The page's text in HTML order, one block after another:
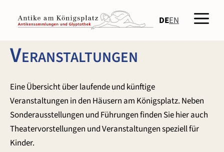
Inhalt
springen
DEEN
Veranstaltungen
Eine Übersicht über laufende und künftige
Veranstaltungen in den Häusern am Königsplatz. Neben
Sonderausstellungen und Führungen finden Sie hier auch
Theatervorstellungen und Veranstaltungen speziell für
Kinder.